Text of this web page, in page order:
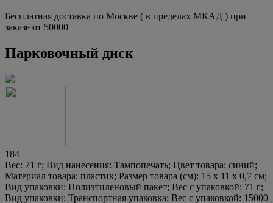
Бесплатная доставка по Москве ( в пределах МКАД ) при
заказе от 50000
Парковочный диск
184
Вес: 71 г; Вид нанесения: Тампопечать; Цвет товара: синий;
Материал товара: пластик; Размер товара (см): 15 х 11 х 0,7 см;
Вид упаковки: Полиэтиленовый пакет; Вес с упаковкой: 71 г;
Вид упаковки: Транспортная упаковка; Вес с упаковкой: 15000